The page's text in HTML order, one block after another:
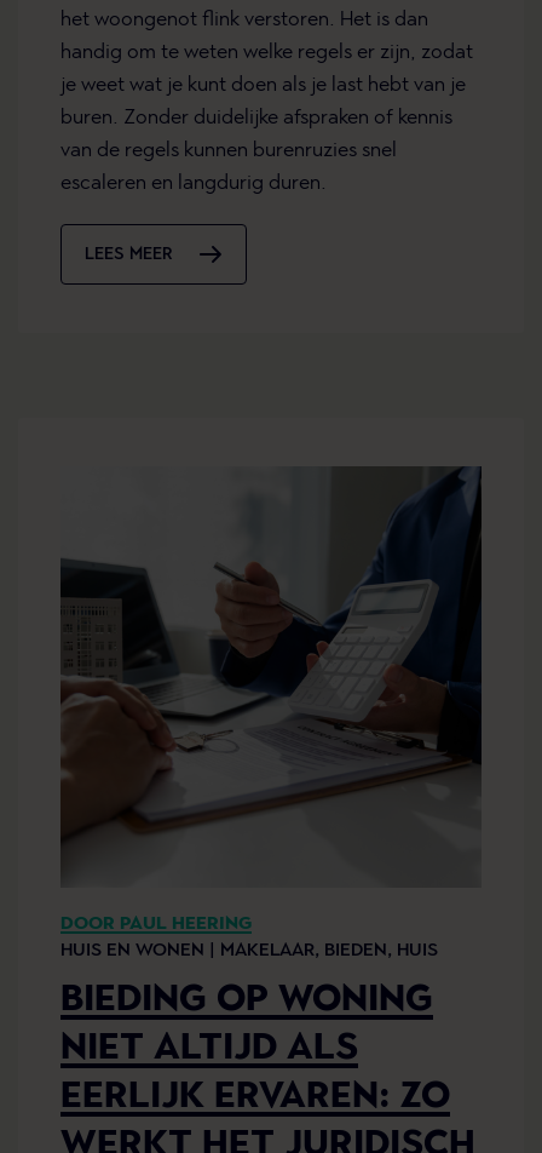
het woongenot flink verstoren. Het is dan
handig om te weten welke regels er zijn, zodat
je weet wat je kunt doen als je last hebt van je
buren. Zonder duidelijke afspraken of kennis
van de regels kunnen burenruzies snel
escaleren en langdurig duren.
LEES MEER
DOOR PAUL HEERING
HUIS EN WONEN |
MAKELAAR, BIEDEN, HUIS
BIEDING OP WONING
NIET ALTIJD ALS
EERLIJK ERVAREN: ZO